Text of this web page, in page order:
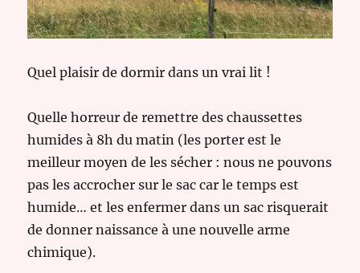
Quel plaisir de dormir dans un vrai lit !
Quelle horreur de remettre des chaussettes
humides à 8h du matin (les porter est le
meilleur moyen de les sécher : nous ne pouvons
pas les accrocher sur le sac car le temps est
humide… et les enfermer dans un sac risquerait
de donner naissance à une nouvelle arme
chimique).